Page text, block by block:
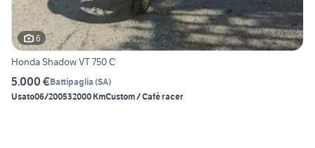
6
Honda Shadow VT 750 C
5.000 €Battipaglia (SA)
Usato06/200532000 KmCustom / Café racer